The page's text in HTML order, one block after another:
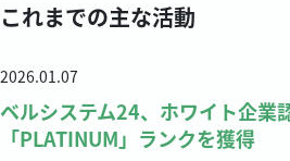
これまでの主な活動
2026.01.07
ベルシステム24、ホワイト企業
「PLATINUM」ランクを獲得